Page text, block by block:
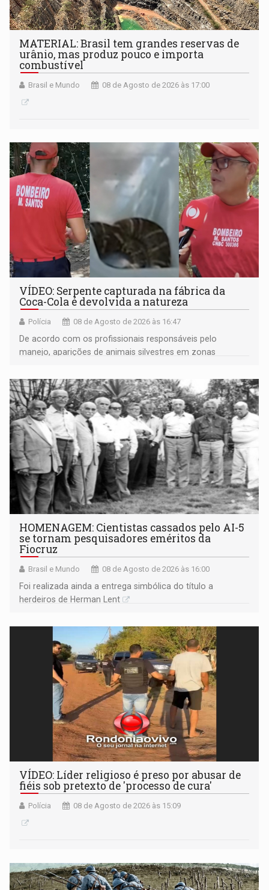
MATERIAL: Brasil tem grandes reservas de
urânio, mas produz pouco e importa
combustível
Brasil e Mundo 08 de Agosto de 2026 às 17:00
VÍDEO: Serpente capturada na fábrica da
Coca-Cola é devolvida a natureza
Polícia 08 de Agosto de 2026 às 16:47
De acordo com os profissionais responsáveis pelo
manejo, aparições de animais silvestres em zonas
HOMENAGEM: Cientistas cassados pelo AI-5
se tornam pesquisadores eméritos da
Fiocruz
Brasil e Mundo 08 de Agosto de 2026 às 16:00
Foi realizada ainda a entrega simbólica do título a
herdeiros de Herman Lent
VÍDEO: Líder religioso é preso por abusar de
fiéis sob pretexto de 'processo de cura'
Polícia 08 de Agosto de 2026 às 15:09